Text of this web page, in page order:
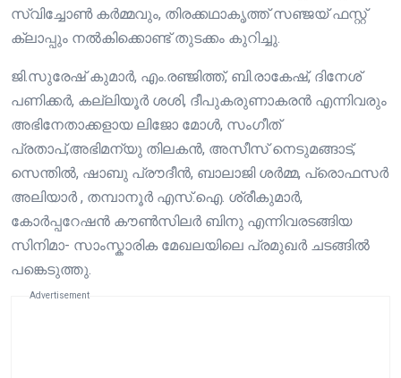
സ്വിച്ചോൺ കർമ്മവും, തിരക്കഥാകൃത്ത് സഞ്ജയ് ഫസ്റ്റ്
ക്ലാപ്പും നൽകിക്കൊണ്ട് തുടക്കം കുറിച്ചു.
ജി.സുരേഷ് കുമാർ, എം.രഞ്ജിത്ത്, ബി.രാകേഷ്, ദിനേശ്
പണിക്കർ, കല്ലിയൂർ ശശി, ദീപുകരുണാകരൻ എന്നിവരും
അഭിനേതാക്കളായ ലിജോ മോൾ, സംഗീത്
പ്രതാപ്,അഭിമന്യു തിലകൻ, അസീസ് നെടുമങ്ങാട്,
സെന്തിൽ, ഷാബു പ്രൗദീൻ, ബാലാജി ശർമ്മ, പ്രൊഫസർ
അലിയാർ , തമ്പാനൂർ എസ്.ഐ. ശ്രീകുമാർ,
കോർപ്പറേഷൻ കൗൺസിലർ ബിനു എന്നിവരടങ്ങിയ
സിനിമാ- സാംസ്കാരിക മേഖലയിലെ പ്രമുഖർ ചടങ്ങിൽ
പങ്കെടുത്തു.
Advertisement